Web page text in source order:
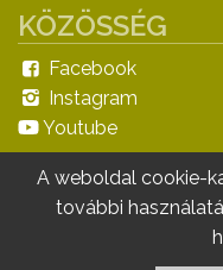
KÖZÖSSÉG
Facebook
Instagram
Youtube
v0.34 L8 ©
A weboldal cookie-
további